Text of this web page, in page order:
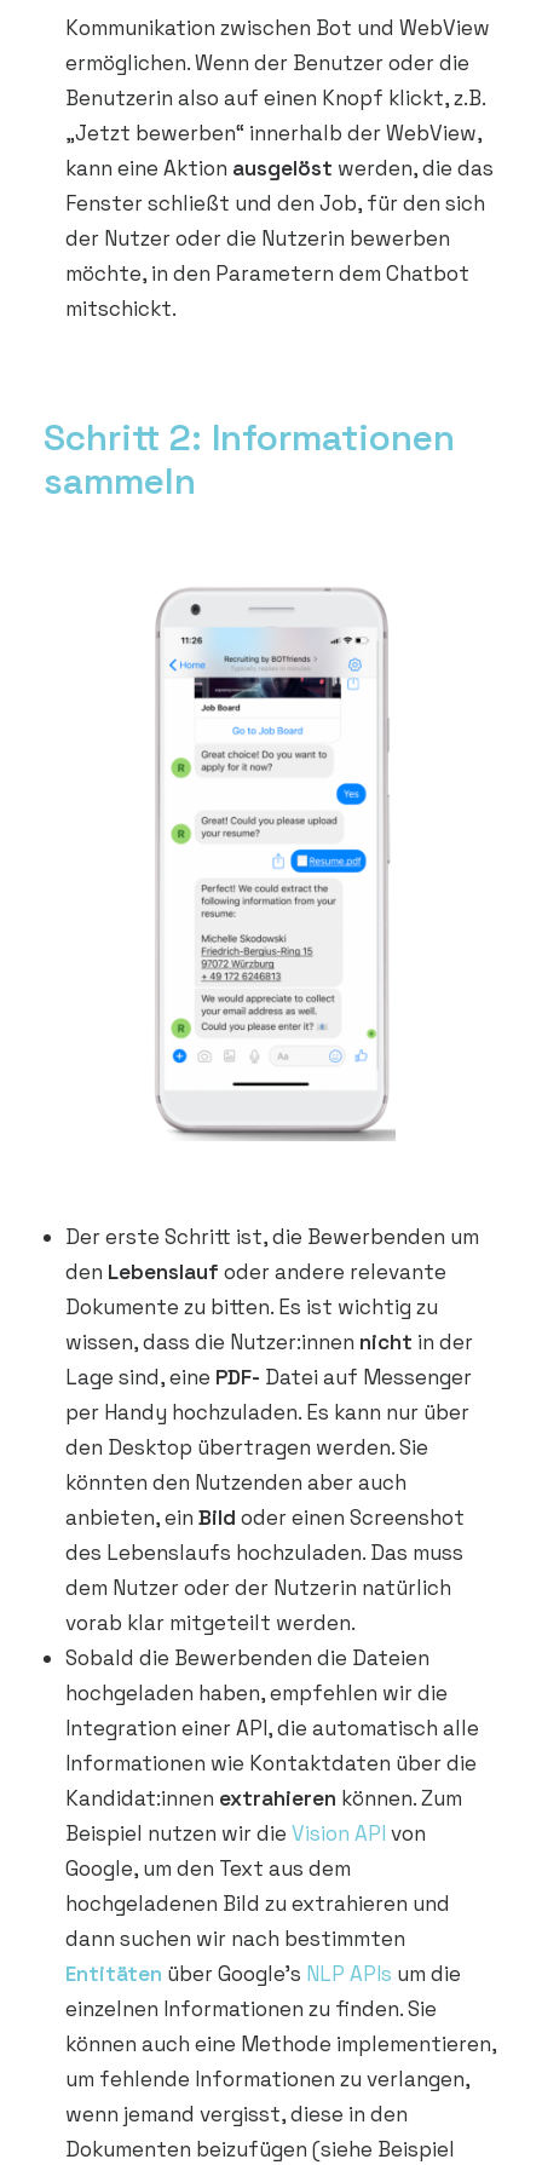
Kommunikation zwischen Bot und WebView
ermöglichen. Wenn der Benutzer oder die
Benutzerin also auf einen Knopf klickt, z.B.
„Jetzt bewerben“ innerhalb der WebView,
kann eine Aktion ausgelöst werden, die das
Fenster schließt und den Job, für den sich
der Nutzer oder die Nutzerin bewerben
möchte, in den Parametern dem Chatbot
mitschickt.
Schritt 2: Informationen
sammeln
Der erste Schritt ist, die Bewerbenden um
den Lebenslauf oder andere relevante
Dokumente zu bitten. Es ist wichtig zu
wissen, dass die Nutzer:innen nicht in der
Lage sind, eine PDF- Datei auf Messenger
per Handy hochzuladen. Es kann nur über
den Desktop übertragen werden. Sie
könnten den Nutzenden aber auch
anbieten, ein Bild oder einen Screenshot
des Lebenslaufs hochzuladen. Das muss
dem Nutzer oder der Nutzerin natürlich
vorab klar mitgeteilt werden.
Sobald die Bewerbenden die Dateien
hochgeladen haben, empfehlen wir die
Integration einer API, die automatisch alle
Informationen wie Kontaktdaten über die
Kandidat:innen extrahieren können. Zum
Beispiel nutzen wir die Vision API von
Google, um den Text aus dem
hochgeladenen Bild zu extrahieren und
dann suchen wir nach bestimmten
Entitäten über Google’s NLP APIs um die
einzelnen Informationen zu finden. Sie
können auch eine Methode implementieren,
um fehlende Informationen zu verlangen,
wenn jemand vergisst, diese in den
Dokumenten beizufügen (siehe Beispiel